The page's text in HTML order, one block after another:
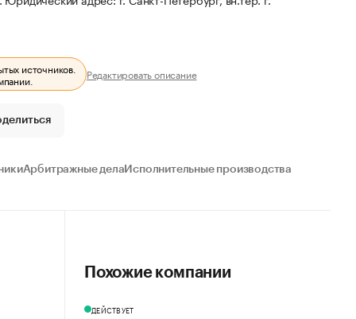
источников. Редактировать описание
Арбитражные дела Исполнительные производства
Похожие компании
ДЕЙСТВУЕТ